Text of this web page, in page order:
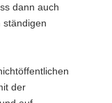
dann auch
ständigen
der